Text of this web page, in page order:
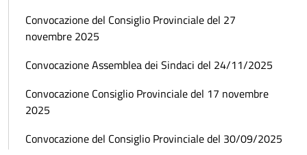
Convocazione del Consiglio Provinciale del 27
novembre 2025
Convocazione Assemblea dei Sindaci del 24/11/2025
Convocazione Consiglio Provinciale del 17 novembre
2025
Convocazione del Consiglio Provinciale del 30/09/2025